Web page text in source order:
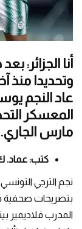
أنا الجزائر:
وتحديدا منذ
عاد النجم
مارس الجاري.
كتب: عماد.
نجم الترجي
بتصريحات صحفية
المدرب فلاديمير